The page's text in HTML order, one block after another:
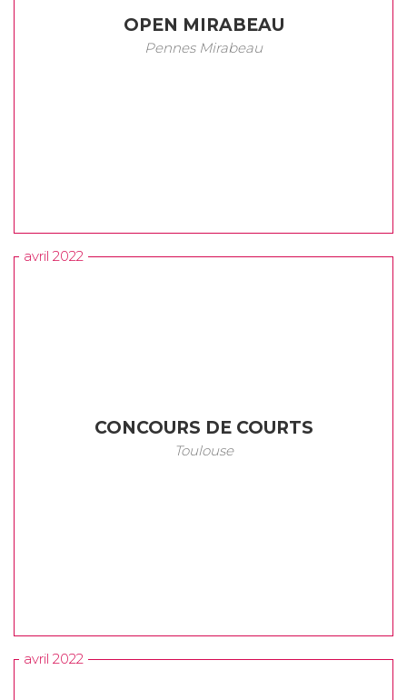
OPEN MIRABEAU
Pennes Mirabeau
avril 2022
CONCOURS DE COURTS
Toulouse
avril 2022